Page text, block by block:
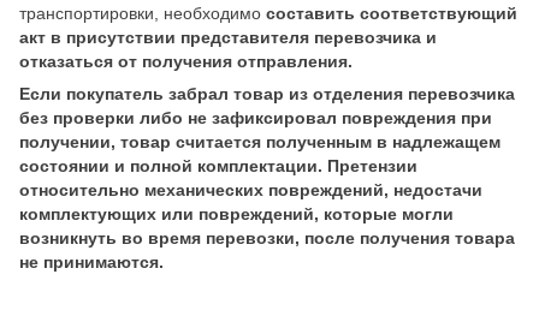
транспортировки, необходимо составить соответствующий
акт в присутствии представителя перевозчика и
отказаться от получения отправления.
Если покупатель забрал товар из отделения перевозчика
без проверки либо не зафиксировал повреждения при
получении, товар считается полученным в надлежащем
состоянии и полной комплектации. Претензии
относительно механических повреждений, недостачи
комплектующих или повреждений, которые могли
возникнуть во время перевозки, после получения товара
не принимаются.